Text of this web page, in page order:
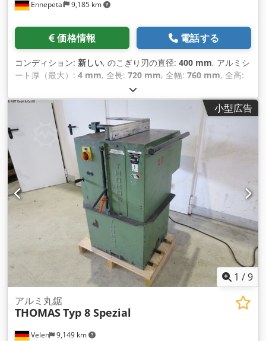
Ennepetal 9,185 km
価格情報 電話する
コンディション: 新しい, のこぎり刃の直径: 400 mm, アルミシ
ート厚（最大）: 4 mm, 全長: 720 mm, 全幅: 760 mm, 全高:
, 90°での丸鋼切断範囲:
断範囲:100 mm, 回転速度（最小）:3,000 回転/分, 最大回転
3,000 回転/分 小型広告
1 /9
Velen 9,149 km
アルミ丸鋸
THOMASTyp 8 Spezial